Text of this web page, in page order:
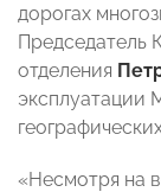
дорогах
Председатель
отделения
эксплуатации
«Несмотря на